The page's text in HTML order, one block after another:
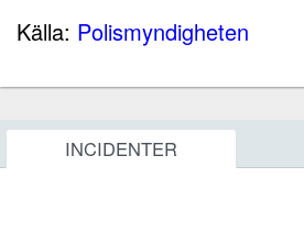
Källa: Polismyndigheten
INCIDENTER